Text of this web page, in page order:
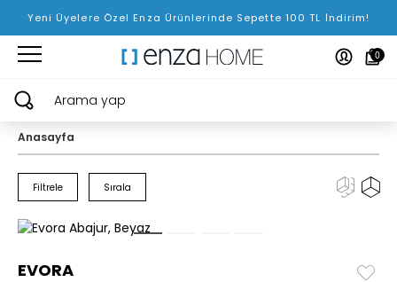
Yeni Üyelere Özel Enza Ürünlerinde Sepette 100 TL İndirim!
0
Arama yap
Anasayfa
Filtrele Sırala
EVORA